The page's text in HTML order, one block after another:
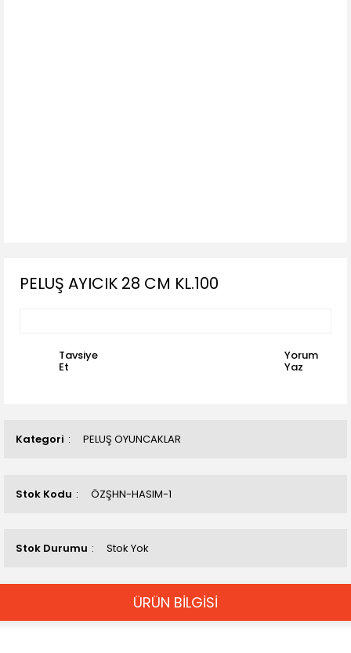
Kategori PELUŞ OYUNCAKLAR
Stok Kodu ÖZŞHN-HASIM-1
Stok Durumu Stok Yok
PELUŞ AYICIK 28 CM KL.100
Tavsiye
Et
Yorum
Yaz
ÜRÜN BİLGİSİ